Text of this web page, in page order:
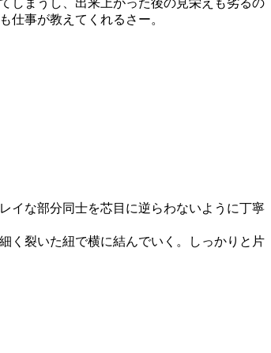
しまうし、出来上がった後の見栄えも劣るの
仕事が教えてくれるさー。
イな部分同士を芯目に逆らわないように丁寧
く裂いた紐で横に結んでいく。しっかりと片